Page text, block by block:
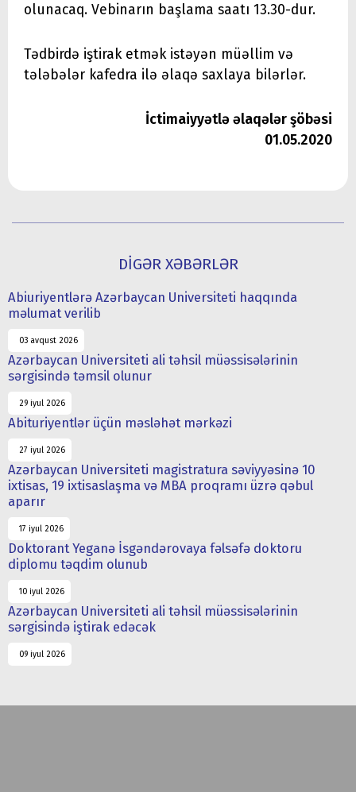
olunacaq. Vebinarın başlama saatı 13.30-dur.
Tədbirdə iştirak etmək istəyən müəllim və
tələbələr kafedra ilə əlaqə saxlaya bilərlər.
İctimaiyyətlə əlaqələr şöbəsi
01.05.2020
DİGƏR XƏBƏRLƏR
Abiuriyentlərə Azərbaycan Universiteti haqqında
məlumat verilib
03 avqust 2026
Azərbaycan Universiteti ali təhsil müəssisələrinin
sərgisində təmsil olunur
29 iyul 2026
Abituriyentlər üçün məsləhət mərkəzi
27 iyul 2026
Azərbaycan Universiteti magistratura səviyyəsinə 10
ixtisas, 19 ixtisaslaşma və MBA proqramı üzrə qəbul
aparır
17 iyul 2026
Doktorant Yeganə İsgəndərovaya fəlsəfə doktoru
diplomu təqdim olunub
10 iyul 2026
Azərbaycan Universiteti ali təhsil müəssisələrinin
sərgisində iştirak edəcək
09 iyul 2026